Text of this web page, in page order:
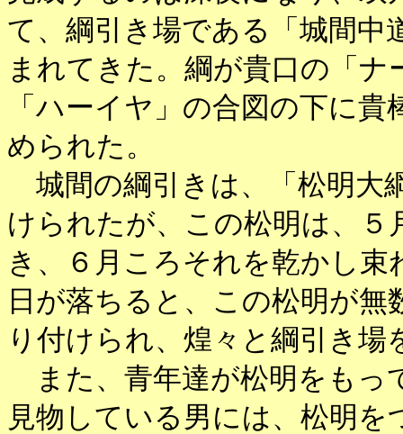
て、綱引き場である「城間中
まれてきた。綱が貴口の「
「ハーイヤ」の合図の下に
められた。
城間の綱引きは、「松明大
けられたが、この松明は、５
き、６月ころそれを乾かし
日が落ちると、この松明が
り付けられ、煌々と綱引き
また、青年達が松明をもっ
見物している男には、松明